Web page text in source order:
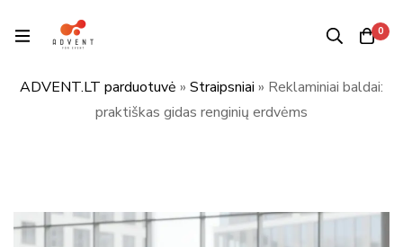
0
ADVENT.LT parduotuvė » Straipsniai » Reklaminiai baldai:
praktiškas gidas renginių erdvėms